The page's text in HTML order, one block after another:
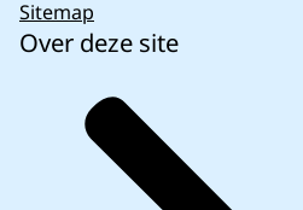
Sitemap
Over deze site